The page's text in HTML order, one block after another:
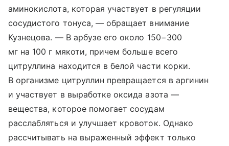
аминокислота, которая участвует в регуляции
сосудистого тонуса, — обращает внимание
Кузнецова. — В арбузе его около 150−300
мг на 100 г мякоти, причем больше всего
цитруллина находится в белой части корки.
В организме цитруллин превращается в аргинин
и участвует в выработке оксида азота —
вещества, которое помогает сосудам
расслабляться и улучшает кровоток. Однако
рассчитывать на выраженный эффект только